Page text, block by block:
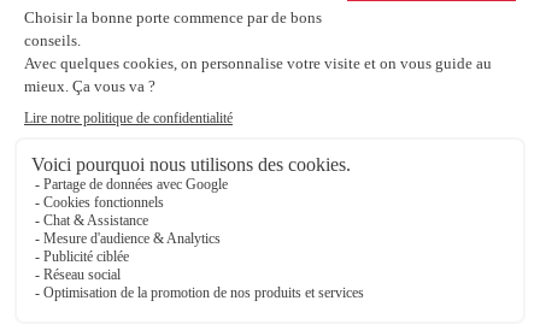
Garanties
Service Après-Vente
BESOIN D'INFORMATIONS ? NOS CONSEILLERS SONT À VOTRE
SUIVEZ-NOUS SUR LES RÉSEAUX SOCIAUX !